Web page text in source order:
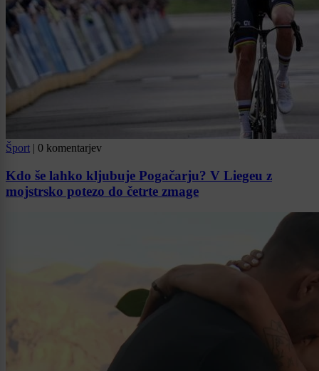
Šport | 0 komentarjev
Kdo še lahko kljubuje Pogačarju? V Liegeu z
mojstrsko potezo do četrte zmage